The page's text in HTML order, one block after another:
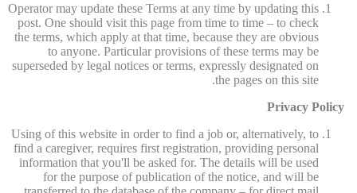
Operator may update these Terms at any time by updating this
post. One should visit this page from time to time – to check
the terms, which apply at that time, because they are obvious
to anyone. Particular provisions of these terms may be
superseded by legal notices or terms, expressly designated on
the pages on this site.
Privacy Policy
Using of this website in order to find a job or, alternatively, to
find a caregiver, requires first registration, providing personal
information that you'll be asked for. The details will be used
for the purpose of publication of the notice, and will be